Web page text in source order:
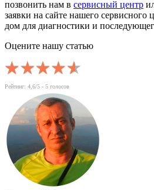
позвонить нам в сервисный центр
заявки на сайте нашего сервисного
дом для диагностики и
Оцените нашу статью
Рейтинг: 4,6/5 - 5 голосов